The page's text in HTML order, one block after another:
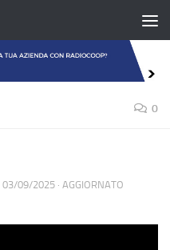
0
03/09/2025 · AGGIORNATO